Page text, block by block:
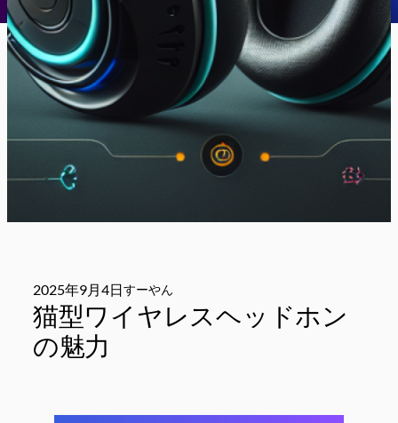
2025年9月4日すーやん
猫型ワイヤレスヘッドホン
の魅力